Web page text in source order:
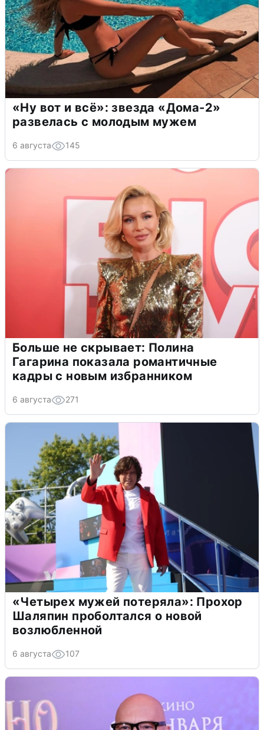
«Ну вот и всё»: звезда «Дома-2»
развелась с молодым мужем
6 августа 145
Больше не скрывает: Полина
Гагарина показала романтичные
кадры с новым избранником
6 августа 271
«Четырех мужей потеряла»: Прохор
Шаляпин проболтался о новой
возлюбленной
6 августа 107